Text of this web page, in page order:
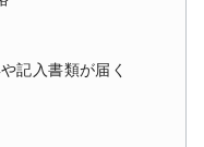
記入書類が届く